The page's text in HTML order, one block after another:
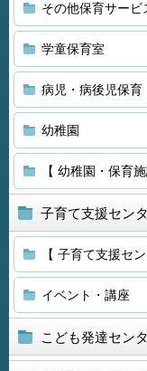
その他保育サービ
学童保育室
病児・病後児保育
幼稚園
【 幼稚園・保育
子育て支援セン
【 子育て支援セ
イベント・講座
こども発達セン